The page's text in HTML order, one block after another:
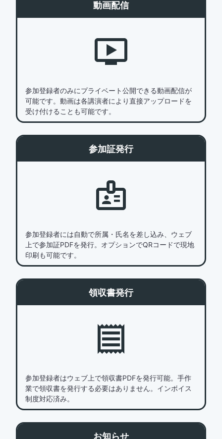
動画配信
参加登録者のみにプライベート公開できる動画配信が
可能です。動画は各講演者により直接アップロードを
受け付けることも可能です。
参加証発行
参加登録者には自動で所属・氏名を差し込み、ウェブ
上で参加証PDFを発行。オプションでQRコードで現地
印刷も可能です。
領収書発行
参加登録者はウェブ上で領収書PDFを発行可能。手作
業で領収書を発行する必要はありません。インボイス
制度対応済み。
お知らせ